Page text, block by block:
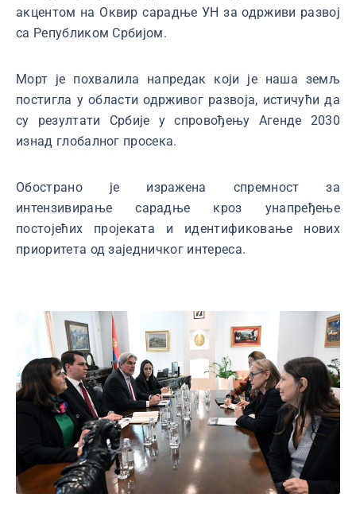
акцентом на Оквир сарадње УН за одрживи развој
са Републиком Србијом.
Морт је похвалила напредак који је наша земљ
постигла у области одрживог развоја, истичући да
су резултати Србије у спровођењу Агенде 2030
изнад глобалног просека.
Обострано је изражена спремност за
интензивирање сарадње кроз унапређење
постојећих пројеката и идентификовање нових
приоритета од заједничког интереса.